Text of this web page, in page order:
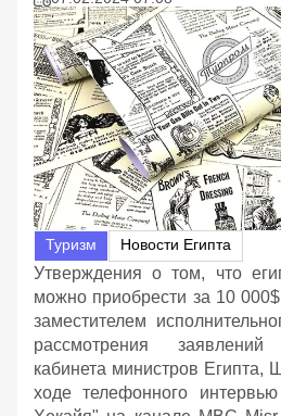
Туризм Новости Египта
Утверждения о том, что
можно приобрести за 10
заместителем
рассмотрения
кабинета министров
ходе телефонного